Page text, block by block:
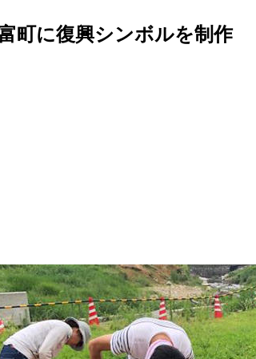
町に復興シンボルを制作